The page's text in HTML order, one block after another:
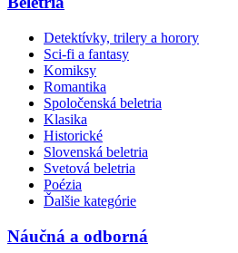
Detektívky, trilery a horory
Sci-fi a fantasy
Komiksy
Romantika
Spoločenská beletria
Klasika
Historické
Slovenská beletria
Svetová beletria
Poézia
Ďalšie kategórie
Náučná a odborná